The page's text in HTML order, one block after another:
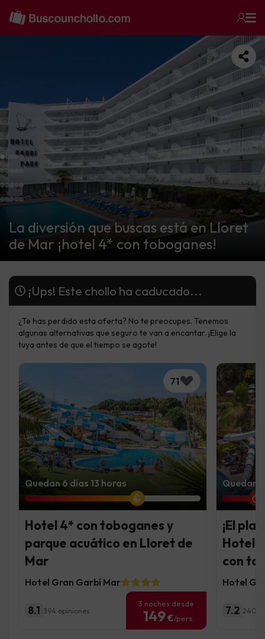
La diversión que buscas está en Lloret
de Mar ¡hotel 4* con toboganes!
¡Ups! Este chollo ha caducado...
¿Te has perdido esta oferta? No te preocupes. Tenemos
algunas alternativas que seguro te van a encantar. ¡Elige la
tuya antes de que el tiempo se agote!
71
Quedan 6 días 13 horas
Hotel 4* con toboganes y
parque acuático en Lloret de
Mar
Hotel Gran Garbí Mar
8.1 394 opiniones
3 noches desde
149€/pers.
Quedan
¡El
Hotel
con
Hotel
7.2 2401